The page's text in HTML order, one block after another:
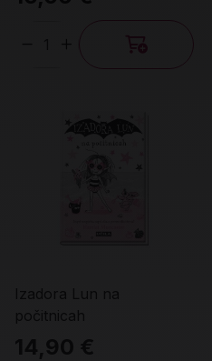
Izadora Lun na
počitnicah
14,90 €